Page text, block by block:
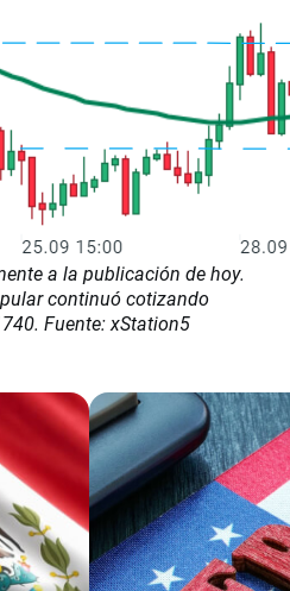
a la publicación de hoy.
continuó cotizando
Fuente: xStation5